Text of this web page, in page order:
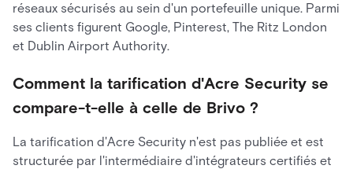
réseaux sécurisés au sein d'un portefeuille unique. Parmi
ses clients figurent Google, Pinterest, The Ritz London
et Dublin Airport Authority.
Comment la tarification d'Acre Security se
compare-t-elle à celle de Brivo ?
La tarification d'Acre Security n'est pas publiée et est
structurée par l'intermédiaire d'intégrateurs certifiés et